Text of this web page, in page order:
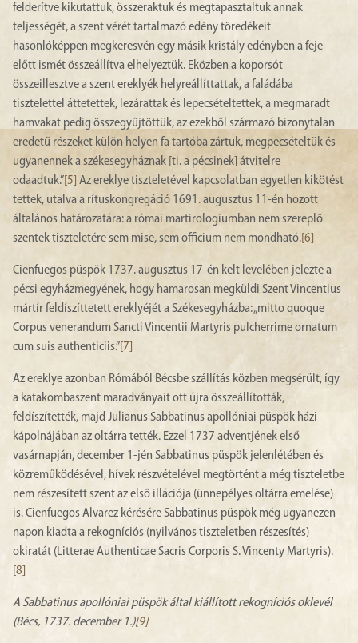
felderítve kikutattuk, összeraktuk és megtapasztaltuk annak
teljességét, a szent vérét tartalmazó edény töredékeit
hasonlóképpen megkeresvén egy másik kristály edényben a feje
előtt ismét összeállítva elhelyeztük. Eközben a koporsót
összeillesztve a szent ereklyék helyreállíttattak, a faládába
tisztelettel áttetettek, lezárattak és lepecsételtettek, a megmaradt
hamvakat pedig összegyűjtöttük, az ezekből származó bizonytalan
eredetű részeket külön helyen fa tartóba zártuk, megpecsételtük és
ugyanennek a székesegyháznak [ti. a pécsinek] átvitelre
odaadtuk.” [5] Az ereklye tiszteletével kapcsolatban egyetlen kikötést
tettek, utalva a rítuskongregáció 1691. augusztus 11-én hozott
általános határozatára: a római martirologiumban nem szereplő
szentek tiszteletére sem mise, sem officium nem mondható. [6]
Cienfuegos püspök 1737. augusztus 17-én kelt levelében jelezte a
pécsi egyházmegyének, hogy hamarosan megküldi Szent Vincentius
mártír feldíszíttetett ereklyéjét a Székesegyházba: „mitto quoque
Corpus venerandum Sancti Vincentii Martyris pulcherrime ornatum
cum suis authenticiis.” [7]
Az ereklye azonban Rómából Bécsbe szállítás közben megsérült, így
a katakombaszent maradványait ott újra összeállították,
feldíszítették, majd Julianus Sabbatinus apollóniai püspök házi
kápolnájában az oltárra tették. Ezzel 1737 adventjének első
vasárnapján, december 1-jén Sabbatinus püspök jelenlétében és
közreműködésével, hívek részvételével megtörtént a még tiszteletbe
nem részesített szent az első illációja (ünnepélyes oltárra emelése)
is. Cienfuegos Alvarez kérésére Sabbatinus püspök még ugyanezen
napon kiadta a rekogníciós (nyilvános tiszteletben részesítés)
okiratát (Litterae Authenticae Sacris Corporis S. Vincenty Martyris).
[8]
A Sabbatinus apollóniai püspök által kiállított rekogníciós oklevél
(Bécs, 1737. december 1.)[9]